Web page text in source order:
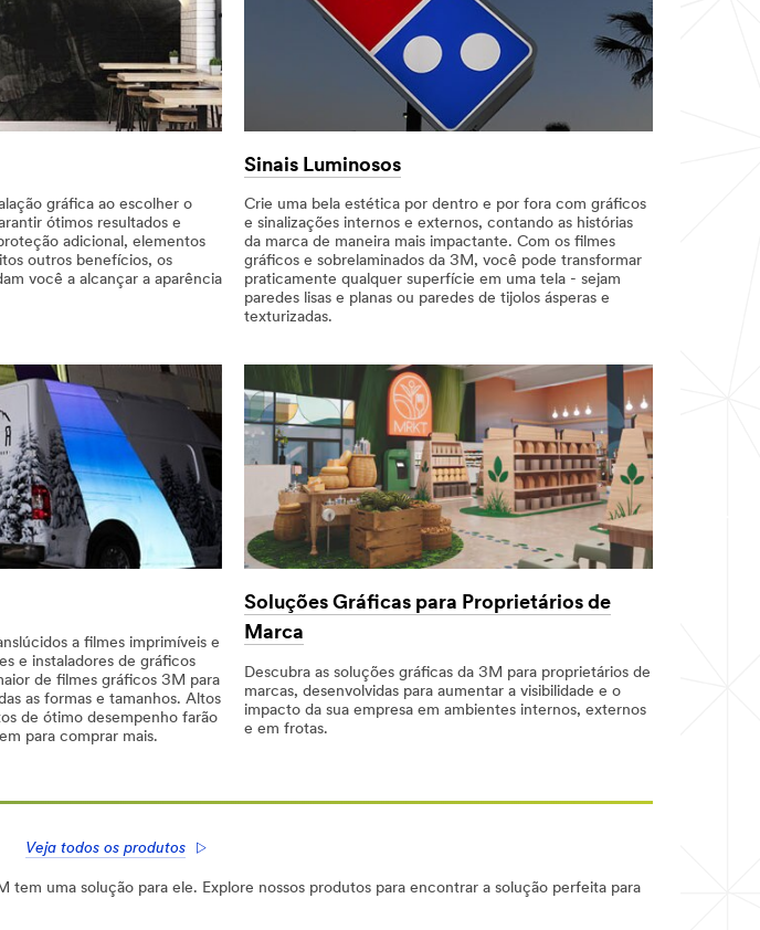
gráfica ao escolher o
ótimos resultados e
adicional, elementos
outros benefícios, os
você a alcançar a aparência
Sinais Luminosos
Crie uma bela estética por dentro e por fora com gráficos
e sinalizações internos e externos, contando as histórias
da marca de maneira mais impactante. Com os filmes
gráficos e sobrelaminados da 3M, você pode transformar
praticamente qualquer superfície em uma tela - sejam
paredes lisas e planas ou paredes de tijolos ásperas e
texturizadas.
a filmes imprimíveis e
e instaladores de gráficos
de filmes gráficos 3M para
as formas e tamanhos. Altos
de ótimo desempenho farão
para comprar mais.
Soluções Gráficas para Proprietários de
Marca
Descubra as soluções gráficas da 3M para proprietários de
marcas, desenvolvidas para aumentar a visibilidade e o
impacto da sua empresa em ambientes internos, externos
e em frotas.
Veja todos os produtos
uma solução para ele. Explore nossos produtos para encontrar a solução perfeita para